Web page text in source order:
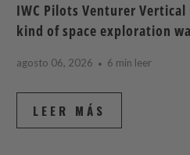
IWC Pilots Venturer
kind of space exploration
agosto 06, 2026 6 min leer
LEER MÁS